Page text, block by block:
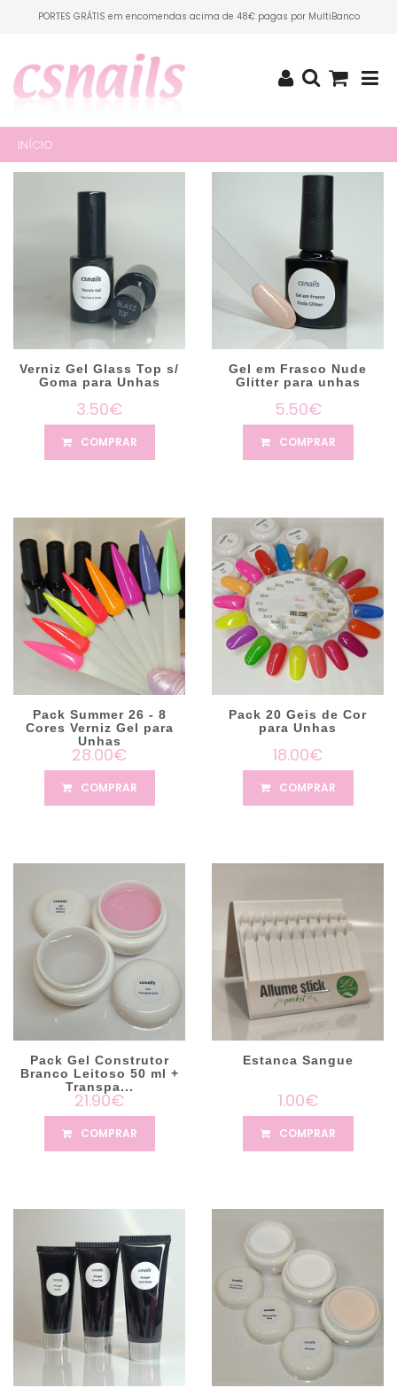
PORTES GRÁTIS em encomendas acima de 48€ pagas por MultiBanco
INÍCIO
Verniz Gel Glass Top s/
Goma para Unhas
3.50€
COMPRAR
Gel em Frasco Nude
Glitter para unhas
5.50€
COMPRAR
Pack Summer 26 - 8
Cores Verniz Gel para
Unhas
28.00€
COMPRAR
Pack 20 Geis de Cor
para Unhas
18.00€
COMPRAR
Pack Gel Construtor
Branco Leitoso 50 ml +
Transpa...
21.90€
COMPRAR
Estanca Sangue
1.00€
COMPRAR